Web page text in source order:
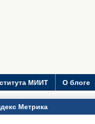
МИИТ О блоге
Метрика